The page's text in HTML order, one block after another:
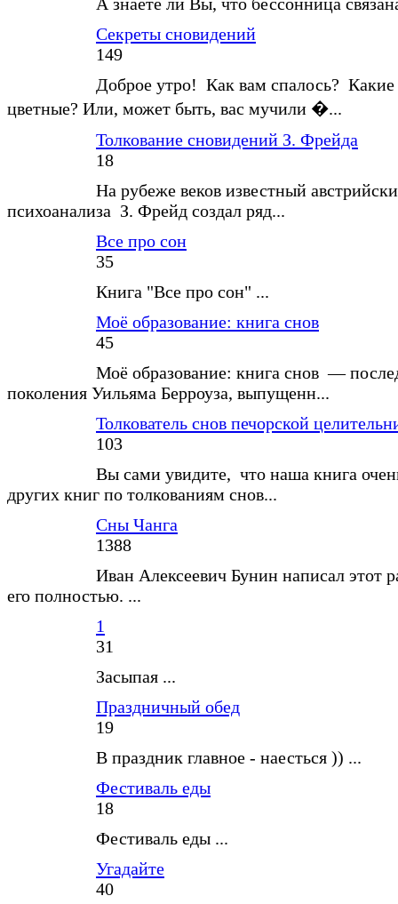
Секреты сновидений
149
Доброе утро! Как вам спалось?
цветные? Или, может быть, вас мучили �...
Толкование сновидений З. Фрейда
18
На рубеже веков известный
психоанализа З. Фрейд создал ряд...
Все про сон
35
Книга "Все про сон" ...
Моё образование: книга снов
45
Моё образование: книга снов —
поколения Уильяма Берроуза, выпущенн...
Толкователь снов печорской
103
Вы сами увидите, что наша книга
других книг по толкованиям снов...
Сны Чанга
1388
Иван Алексеевич Бунин написал этот
его полностью. ...
1
31
Засыпая ...
Праздничный обед
19
В праздник главное - наесться )) ...
Фестиваль еды
18
Фестиваль еды ...
Угадайте
40